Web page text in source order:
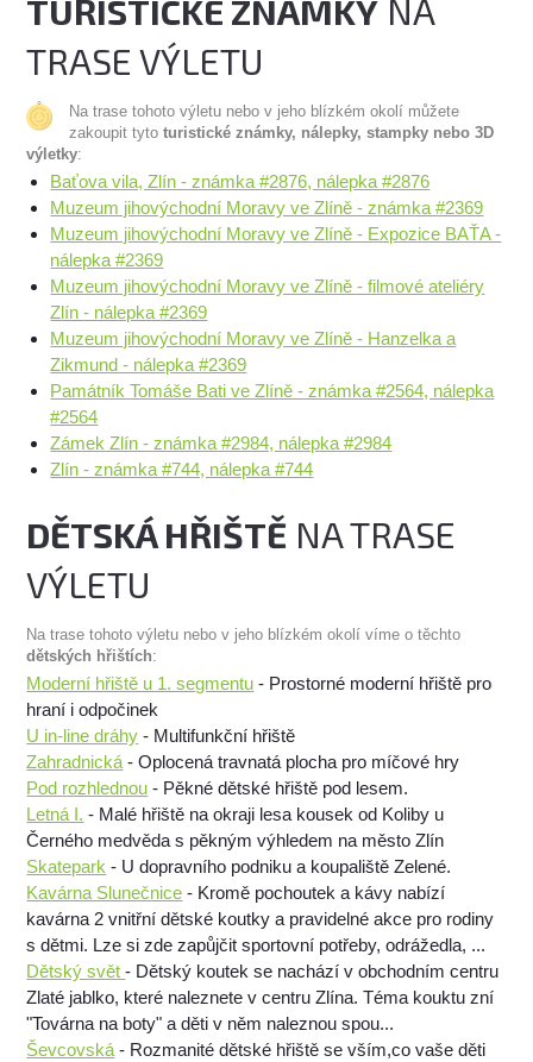
TURISTICKÉ ZNÁMKY NA
TRASE VÝLETU
Na trase tohoto výletu nebo v jeho blízkém okolí můžete
zakoupit tytoturistické známky, nálepky, stampky nebo 3D
výletky:
Baťova vila, Zlín - známka #2876, nálepka #2876
Muzeum jihovýchodní Moravy ve Zlíně - známka #2369
Muzeum jihovýchodní Moravy ve Zlíně - Expozice BAŤA -
nálepka #2369
Muzeum jihovýchodní Moravy ve Zlíně - filmové ateliéry
Zlín - nálepka #2369
Muzeum jihovýchodní Moravy ve Zlíně - Hanzelka a
Zikmund - nálepka #2369
Památník Tomáše Bati ve Zlíně - známka #2564, nálepka
#2564
Zámek Zlín - známka #2984, nálepka #2984
Zlín - známka #744, nálepka #744
DĚTSKÁ HŘIŠTĚ NA TRASE
VÝLETU
Na trase tohoto výletu nebo v jeho blízkém okolí víme o těchto
dětských hřištích:
Moderní hřiště u 1. segmentu - Prostorné moderní hřiště pro
hraní i odpočinek
U in-line dráhy - Multifunkční hřiště
Zahradnická - Oplocená travnatá plocha pro míčové hry
Pod rozhlednou - Pěkné dětské hřiště pod lesem.
Letná I. - Malé hřiště na okraji lesa kousek od Koliby u
Černého medvěda s pěkným výhledem na město Zlín
Skatepark - U dopravního podniku a koupaliště Zelené.
Kavárna Slunečnice - Kromě pochoutek a kávy nabízí
kavárna 2 vnitřní dětské koutky a pravidelné akce pro rodiny
s dětmi. Lze si zde zapůjčit sportovní potřeby, odrážedla, ...
Dětský svět- Dětský koutek se nachází v obchodním centru
Zlaté jablko, které naleznete v centru Zlína. Téma kouktu zní
"Továrna na boty" a děti v něm naleznou spou...
Ševcovská - Rozmanité dětské hřiště se vším,co vaše děti